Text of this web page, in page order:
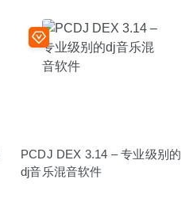
PCDJ DEX 3.14 – 专业级别的
dj音乐混音软件